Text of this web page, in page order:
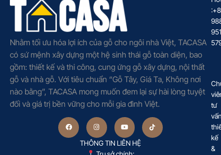
Nhằm tối ưu hóa lợi ích của gỗ cho ngôi nhà Việt, TACASA
có sứ mệnh xây dựng một hệ sinh thái gỗ toàn diện, bao
gồm: thiết kế và thi công, cung ứng gỗ xây dựng, nội thất
gỗ và nhà gỗ. Với tiêu chuẩn “Gỗ Tây, Giá Ta, Không nơi
nào bằng”, TACASA mong muốn đem lại sự hài lòng tuyệt
đối và giá trị bền vững cho mỗi gia đình Việt.
THÔNG TIN LIÊN HỆ
951
tư
kế
&